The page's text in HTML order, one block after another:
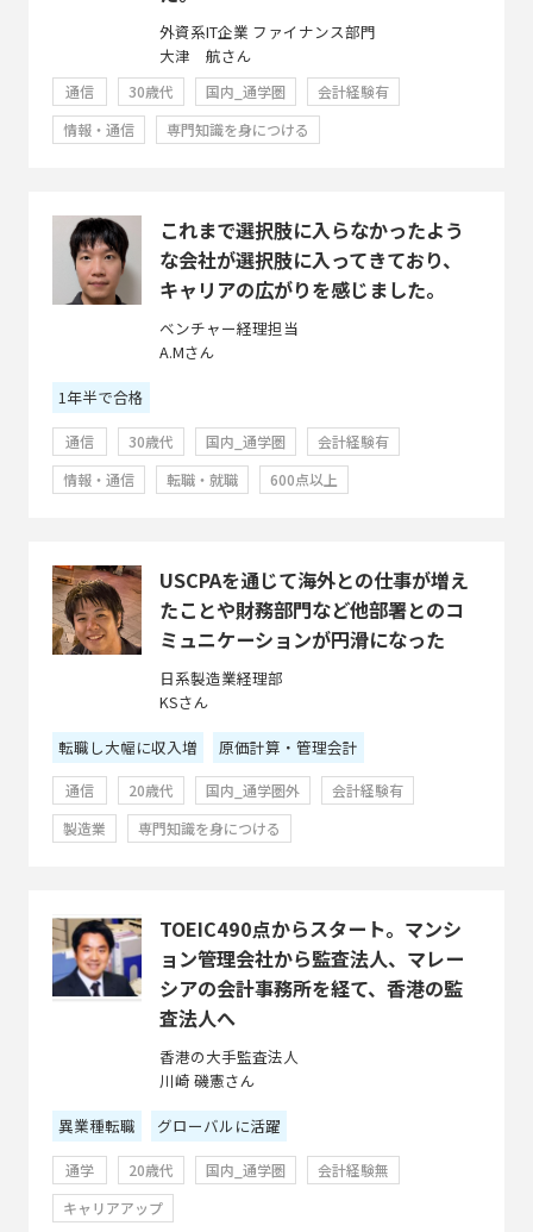
外資系IT企業 ファイナンス部門
大津 航さん
通信 30歳代 国内_通学圏
会計経験有
情報・通信
専門知識を身につける
これまで選択肢に入らなかったよう
な会社が選択肢に入ってきており、
キャリアの広がりを感じました。
ベンチャー経理担当
A.Mさん
1年半で合格
通信 30歳代 国内_通学圏
会計経験有
情報・通信
転職・就職 600点以上
USCPAを通じて海外との仕事が増え
たことや財務部門など他部署とのコ
ミュニケーションが円滑になった
日系製造業経理部
KSさん
転職し大幅に収入増
原価計算・管理会計
通信 20歳代 国内_通学圏外
会計経験有
製造業
専門知識を身につける
TOEIC490点からスタート。マンシ
ョン管理会社から監査法人、マレー
シアの会計事務所を経て、香港の監
査法人へ
香港の大手監査法人
川崎 磯憲さん
異業種転職
グローバルに活躍
通学 20歳代 国内_通学圏
会計経験無
キャリアアップ